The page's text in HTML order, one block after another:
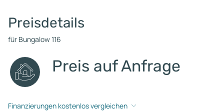
Preisdetails
für Bungalow 116
Preis auf Anfrage
Finanzierungen kostenlos vergleichen